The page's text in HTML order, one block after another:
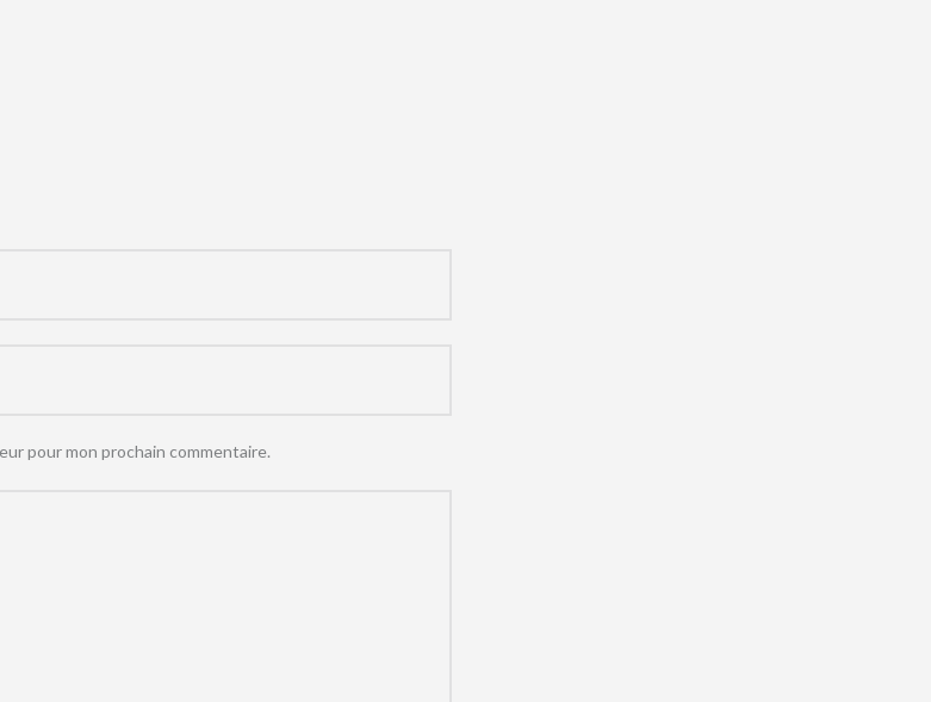
pour mon prochain commentaire.